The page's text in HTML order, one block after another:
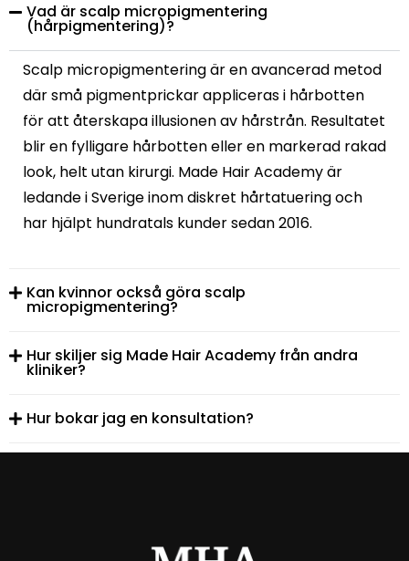
Vad är scalp micropigmentering
(hårpigmentering)?
Scalp micropigmentering är en avancerad metod
där små pigmentprickar appliceras i hårbotten
för att återskapa illusionen av hårstrån. Resultatet
blir en fylligare hårbotten eller en markerad rakad
look, helt utan kirurgi. Made Hair Academy är
ledande i Sverige inom diskret hårtatuering och
har hjälpt hundratals kunder sedan 2016.
Kan kvinnor också göra scalp
micropigmentering?
Hur skiljer sig Made Hair Academy från andra
kliniker?
Hur bokar jag en konsultation?